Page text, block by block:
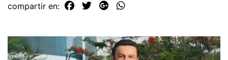
compartir en: